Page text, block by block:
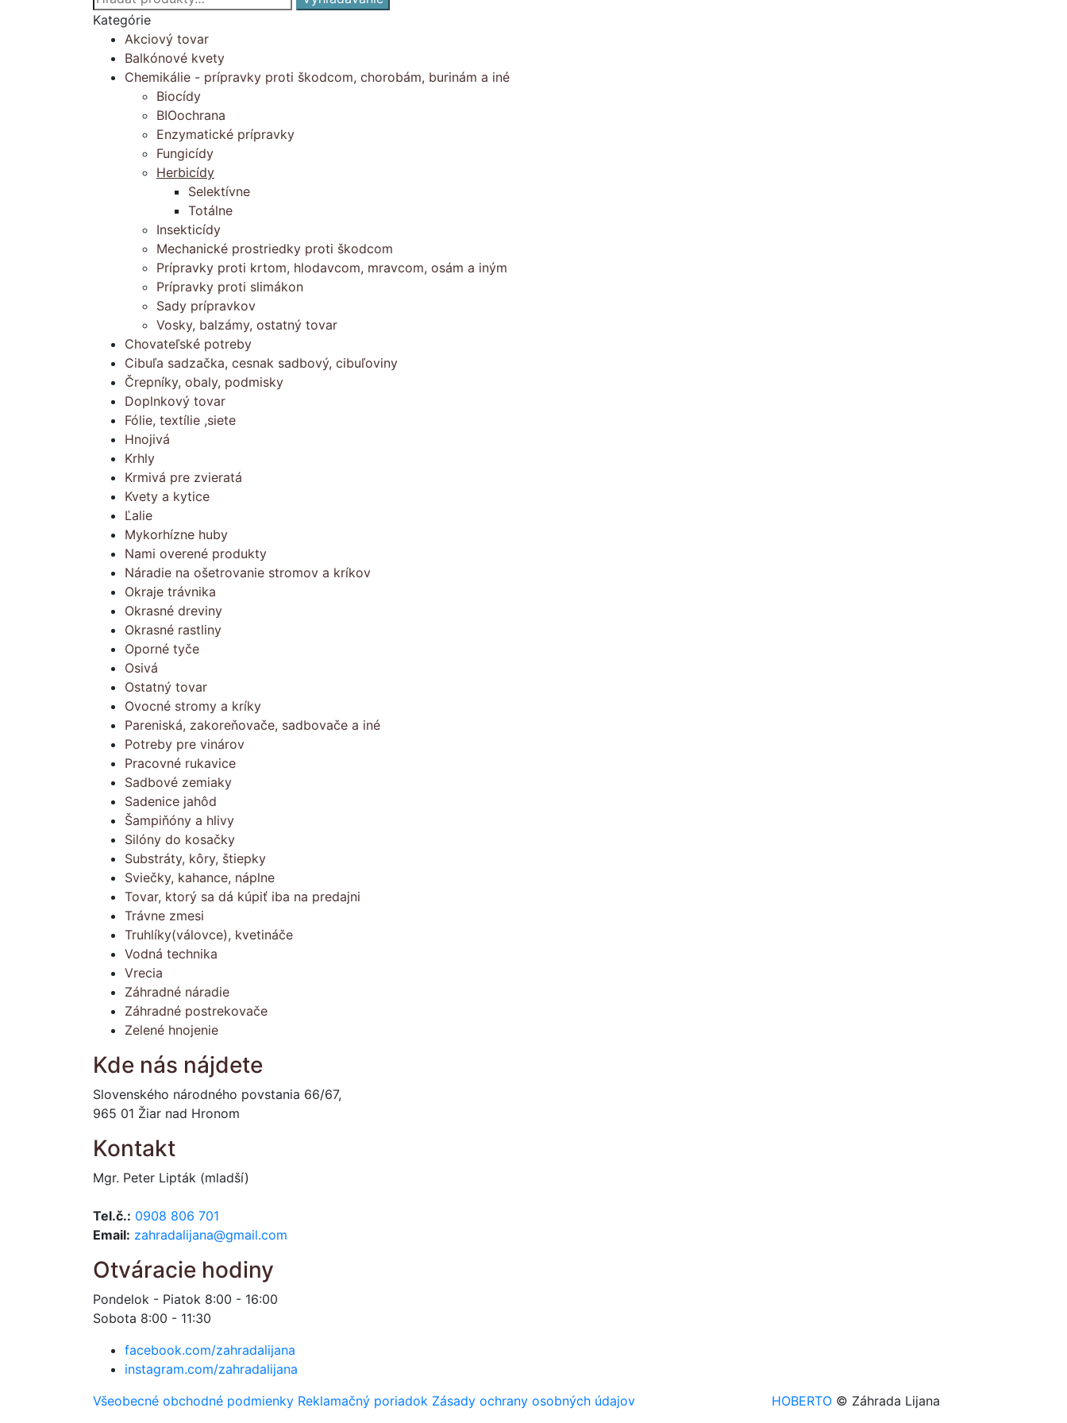
produktu.
Kategórie
Akciový tovar
Balkónové kvety
Chemikálie - prípravky proti škodcom, chorobám, burinám a iné
Biocídy
BIOochrana
Enzymatické prípravky
Fungicídy
Herbicídy
Selektívne
Totálne
Insekticídy
Mechanické prostriedky proti škodcom
Prípravky proti krtom, hlodavcom, mravcom, osám a iným
Prípravky proti slimákon
Sady prípravkov
Vosky, balzámy, ostatný tovar
Chovateľské potreby
Cibuľa sadzačka, cesnak sadbový, cibuľoviny
Črepníky, obaly, podmisky
Doplnkový tovar
Fólie, textílie ,siete
Hnojivá
Krhly
Krmivá pre zvieratá
Kvety a kytice
Ľalie
Mykorhízne huby
Nami overené produkty
Náradie na ošetrovanie stromov a kríkov
Okraje trávnika
Okrasné dreviny
Okrasné rastliny
Oporné tyče
Osivá
Ostatný tovar
Ovocné stromy a kríky
Pareniská, zakoreňovače, sadbovače a iné
Potreby pre vinárov
Pracovné rukavice
Sadbové zemiaky
Sadenice jahôd
Šampiňóny a hlivy
Silóny do kosačky
Substráty, kôry, štiepky
Sviečky, kahance, náplne
Tovar, ktorý sa dá kúpiť iba na predajni
Trávne zmesi
Truhlíky(válovce), kvetináče
Vodná technika
Vrecia
Záhradné náradie
Záhradné postrekovače
Zelené hnojenie
Kde nás nájdete
Slovenského národného povstania 66/67,
965 01 Žiar nad Hronom
Kontakt
Mgr. Peter Lipták (mladší)
Tel.č.: 0908 806 701
Email: zahradalijana@gmail.com
Otváracie hodiny
Pondelok - Piatok 8:00 - 16:00
Sobota 8:00 - 11:30
facebook.com/zahradalijana
instagram.com/zahradalijana
Všeobecné obchodné podmienky Reklamačný poriadok Zásady ochrany osobných údajov HOBERTO © Záhrada Lijana